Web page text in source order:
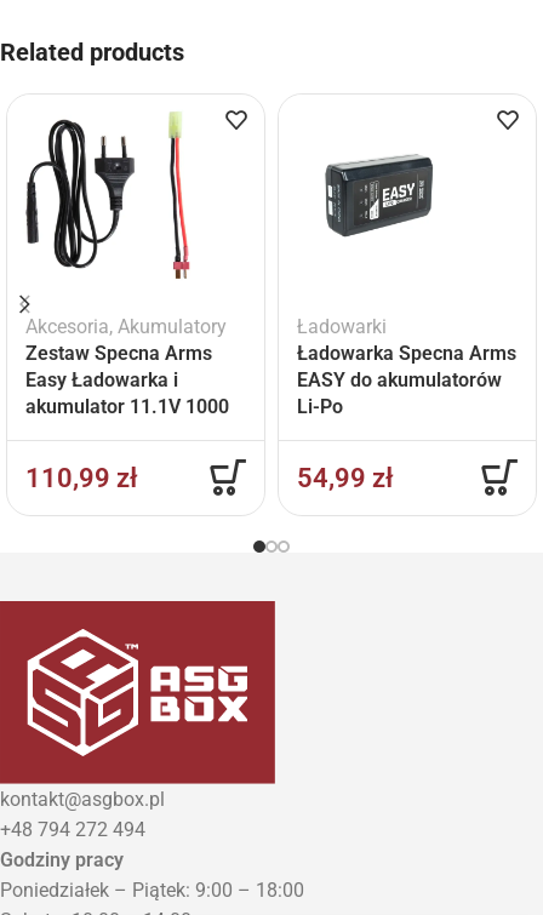
Related products
Akcesoria, Akumulatory
Zestaw Specna Arms
Easy Ładowarka i
akumulator 11.1V 1000
110,99 zł
Ładowarki
Ładowarka Specna Arms
EASY do akumulatorów
Li-Po
54,99 zł
kontakt@asgbox.pl
+48 794 272 494
Godziny pracy
Poniedziałek – Piątek: 9:00 – 18:00